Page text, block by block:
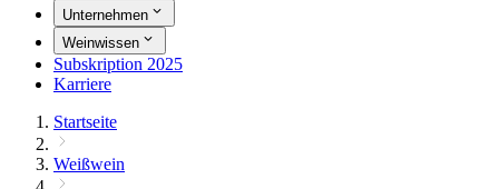
Unternehmen
Weinwissen
Subskription 2025
Karriere
Startseite
Weißwein